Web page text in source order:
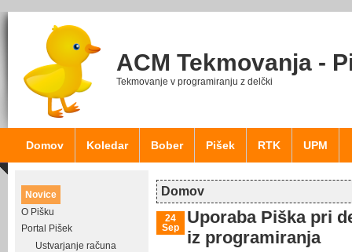
ACM Tekmovanja -
Tekmovanje v programiranju z delčki
Domov Koledar Bober Pišek RTK UPM
Novice
O Pišku
Portal Pišek
Ustvarjanje računa
Nahajate se tukaj
Domov
24
Sep
Uporaba Piška pri
iz programiranja